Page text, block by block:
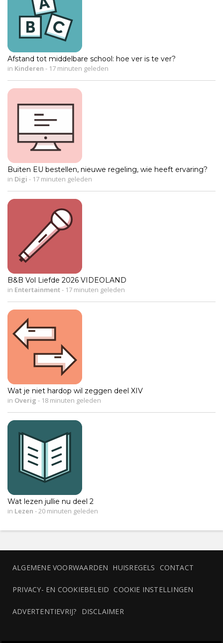
Afstand tot middelbare school: hoe ver is te ver?
in Kinderen - 17 minuten geleden
Buiten EU bestellen, nieuwe regeling, wie heeft ervaring?
in Digi - 17 minuten geleden
B&B Vol Liefde 2026 VIDEOLAND
in Entertainment- 17 minuten geleden
Wat je niet hardop wil zeggen deel XIV
in Overig - 18 minuten geleden
Wat lezen jullie nu deel 2
in Lezen - 20 minuten geleden
ALGEMENE VOORWAARDEN HUISREGELS CONTACT
PRIVACY- EN COOKIEBELEID COOKIE INSTELLINGEN
ADVERTENTIEVRIJ? DISCLAIMER